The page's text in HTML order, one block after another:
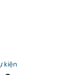
kiện